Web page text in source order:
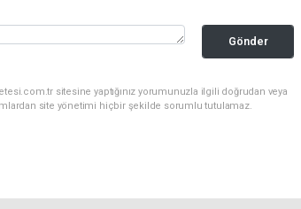
Gönder
sitesine yaptığınız yorumunuzla ilgili doğrudan veya
site yönetimi hiçbir şekilde sorumlu tutulamaz.